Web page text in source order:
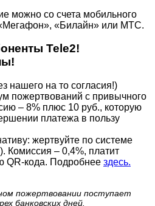
можно со счета мобильного
«Билайн» или МТС.
Tele2!
нашего на то согласия!)
пожертвований с привычного
– 8% плюс 10 руб., которую
платежа в пользу
жертвуйте по cистеме
– 0,4%, платит
кода. Подробнее здесь.
пожертвовании поступает
банковских дней.